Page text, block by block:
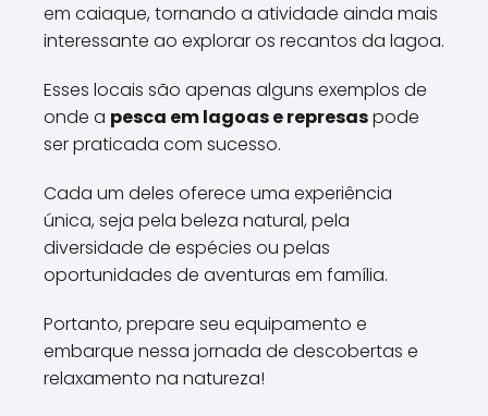
em caiaque, tornando a atividade ainda mais
interessante ao explorar os recantos da lagoa.
Esses locais são apenas alguns exemplos de
onde a pesca em lagoas e represaspode
ser praticada com sucesso.
Cada um deles oferece uma experiência
única, seja pela beleza natural, pela
diversidade de espécies ou pelas
oportunidades de aventuras em família.
Portanto, prepare seu equipamento e
embarque nessa jornada de descobertas e
relaxamento na natureza!